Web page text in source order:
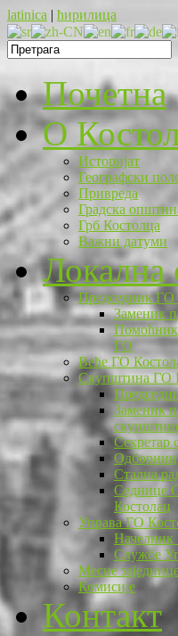
latinica | ћирилица
Почетна
O
Историјат
Географски
Привреда
Градска
Грб Костолца
Важни датуми
Локална
Председник ГО
Заменик
Помоћник
ГО
Веће ГО
Скупштина ГО
Заменик
Секретар
Стална
Седнице
Костолац
Управа ГО
Начелник
Службе
Месне
Комисије
Контакт